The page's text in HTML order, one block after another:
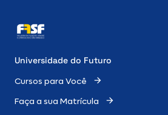
Universidade do Futuro
Cursos para Você
Faça a sua Matrícula